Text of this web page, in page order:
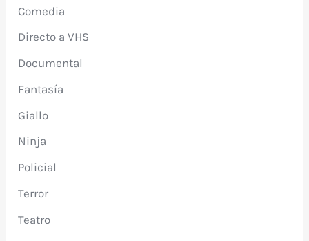
Comedia
Directo a VHS
Documental
Fantasía
Giallo
Ninja
Policial
Terror
Teatro